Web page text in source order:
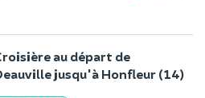
au départ de
jusqu'à Honfleur (14)